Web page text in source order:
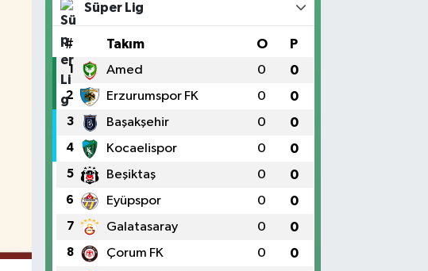
Süper Lig
# Takım O P
1 Amed 0 0
2 Erzurumspor FK 0 0
3 Başakşehir 0 0
4 Kocaelispor 0 0
5 Beşiktaş 0 0
6 Eyüpspor 0 0
7 Galatasaray 0 0
8 Çorum FK 0 0